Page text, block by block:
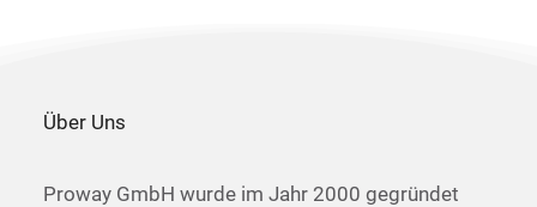
Über Uns
Proway GmbH wurde im Jahr 2000 gegründet